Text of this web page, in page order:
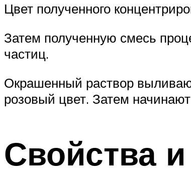
Цвет полученного
Затем полученную смесь
частиц.
Окрашенный раствор
розовый цвет. Затем
Свойства